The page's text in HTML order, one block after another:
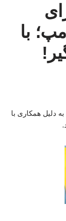
با
نیت بارگاتزه پس از شرکت در رقابت های UFC به دلیل همکاری با